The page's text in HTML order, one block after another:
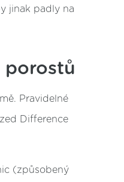
jinak padly na
porostů
Pravidelné
Difference
(způsobený